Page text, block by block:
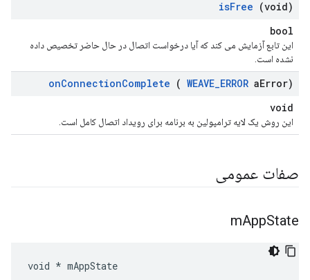
isFree (void)
bool
این تابع آزمایش می کند که آیا درخواست اتصال در حال حاضر تخصیص داده
نشده است.
onConnectionComplete ( WEAVE_ERROR aError)
void
این روش یک لایه ترامپولین به برنامه برای رویداد اتصال کامل است.
صفات عمومی
mAppState
void * mAppState